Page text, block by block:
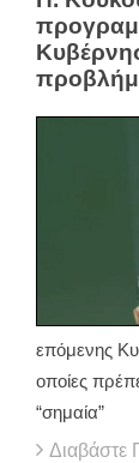
επόμενης
οποίες
“σημαία”
Διαβάστε